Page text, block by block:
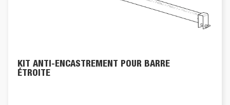
KIT ANTI-ENCASTREMENT POUR BARRE
ÉTROITE